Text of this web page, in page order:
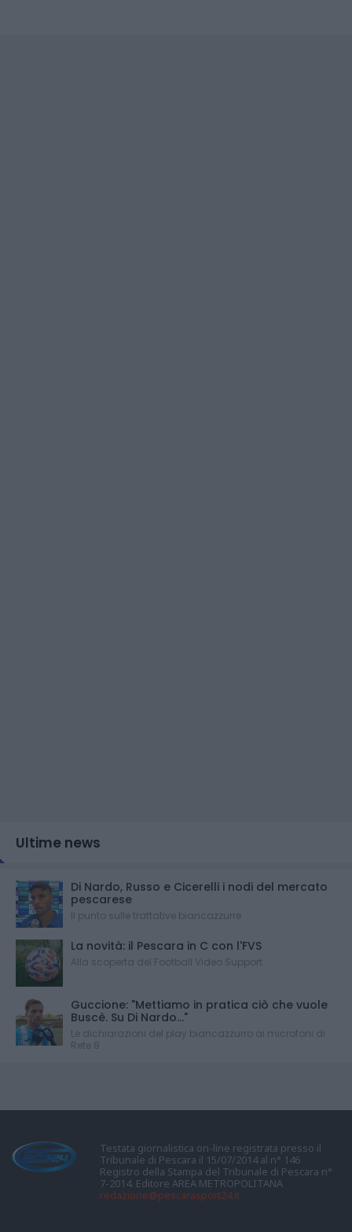
Ultime news
Di Nardo, Russo e Cicerelli i nodi del mercato
pescarese
Il punto sulle trattative biancazzurre
La novità: il Pescara in C con l'FVS
Alla scoperta del Football Video Support
Guccione: "Mettiamo in pratica ciò che vuole
Buscè. Su Di Nardo..."
Le dichiarazioni del play biancazzurro ai microfoni di
Rete 8
Testata giornalistica on-line registrata presso il
Tribunale di Pescara il 15/07/2014 al n° 146
Registro della Stampa del Tribunale di Pescara n°
7-2014. Editore AREA METROPOLITANA
redazione@pescarasport24.it